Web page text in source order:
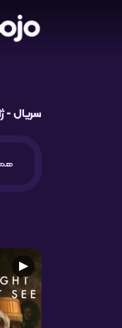
سریال -
▶